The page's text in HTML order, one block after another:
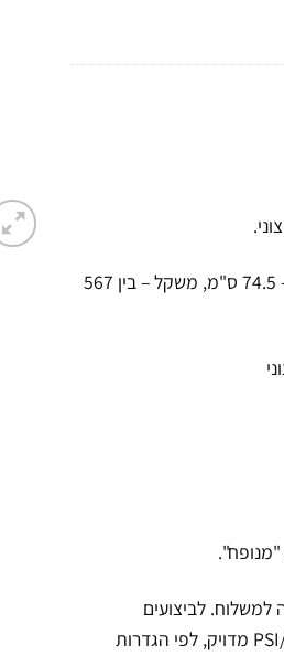
– הגודל הרשמי של כל הליגות המקצועיות לגברים בעולם (היקף – 74.5 ס"מ, משקל – בין 567
לביצועים
מקסימליים אנו משתמשים במשאבה דיגיטלית המכוונת ללחץ אוויר PSI/BAR מדויק, לפי הגדרות